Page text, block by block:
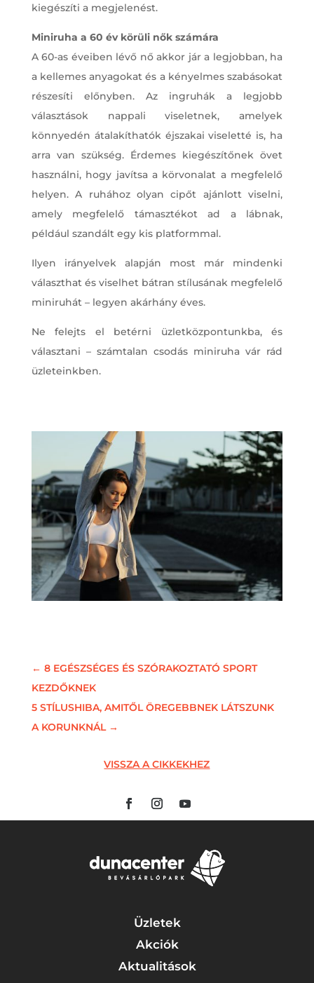
kiegészíti a megjelenést.
Miniruha a 60 év körüli nők számára
A 60-as éveiben lévő nő akkor jár a legjobban, ha
a kellemes anyagokat és a kényelmes szabásokat
részesíti előnyben. Az ingruhák a legjobb
választások nappali viseletnek, amelyek
könnyedén átalakíthatók éjszakai viseletté is, ha
arra van szükség. Érdemes kiegészítőnek övet
használni, hogy javítsa a körvonalat a megfelelő
helyen. A ruhához olyan cipőt ajánlott viselni,
amely megfelelő támasztékot ad a lábnak,
például szandált egy kis platformmal.
Ilyen irányelvek alapján most már mindenki
választhat és viselhet bátran stílusának megfelelő
miniruhát – legyen akárhány éves.
Ne felejts el betérni üzletközpontunkba, és
választani – számtalan csodás miniruha vár rád
üzleteinkben.
← 8 EGÉSZSÉGES ÉS SZÓRAKOZTATÓ SPORT
KEZDŐKNEK
5 STÍLUSHIBA, AMITŐL ÖREGEBBNEK LÁTSZUNK
A KORUNKNÁL→
VISSZA A CIKKEKHEZ
Üzletek
Akciók
Aktualitások